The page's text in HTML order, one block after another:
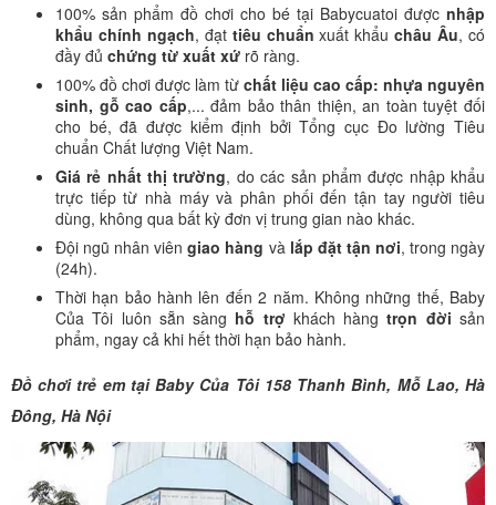
100% sản phẩm đồ chơi cho bé tại Babycuatoi được nhập
khẩu chính ngạch, đạt tiêu chuẩn xuất khẩuchâu Âu, có
đầy đủ chứng từ xuất xứ rõ ràng.
100% đồ chơi được làm từ chất liệu cao cấp: nhựa nguyên
sinh, gỗ cao cấp,... đảm bảo thân thiện, an toàn tuyệt đối
cho bé, đã được kiểm định bởi Tổng cục Đo lường Tiêu
chuẩn Chất lượng Việt Nam.
Giá rẻ nhất thị trường, do các sản phẩm được nhập khẩu
trực tiếp từ nhà máy và phân phối đến tận tay người tiêu
dùng, không qua bất kỳ đơn vị trung gian nào khác.
Đội ngũ nhân viêngiao hàng và lắp đặt tận nơi, trong ngày
(24h).
Thời hạn bảo hành lên đến 2 năm. Không những thế, Baby
Của Tôi luôn sẵn sàng hỗ trợ khách hàngtrọn đời sản
phẩm, ngay cả khi hết thời hạn bảo hành.
Đồ chơi trẻ em tại Baby Của Tôi 158 Thanh Bình, Mỗ Lao, Hà
Đông, Hà Nội